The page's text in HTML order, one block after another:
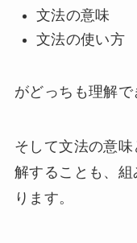
文法の意味
文法の使い方
がどっちも理解で
そして文法の意
解することも、
ります。